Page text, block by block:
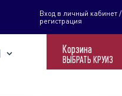
Вход в личный кабинет /
регистрация
Корзина
ВЫБРАТЬ КРУИЗ